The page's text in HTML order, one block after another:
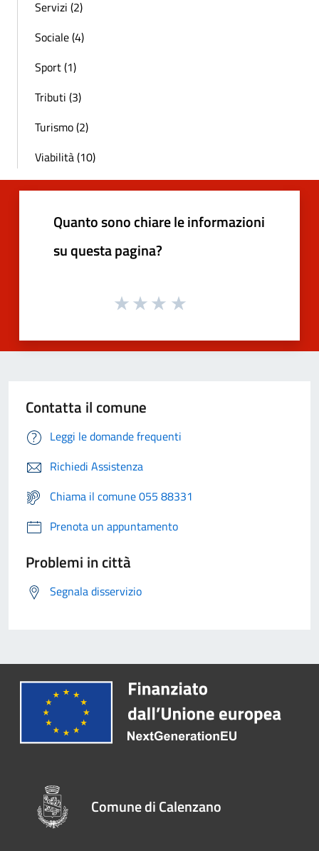
Servizi (2)
Sociale (4)
Sport (1)
Tributi (3)
Turismo (2)
Viabilità (10)
Quanto sono chiare le informazioni
su questa pagina?
Contatta il comune
Leggi le domande frequenti
Richiedi Assistenza
Chiama il comune 055 88331
Prenota un appuntamento
Problemi in città
Segnala disservizio
Comune di Calenzano